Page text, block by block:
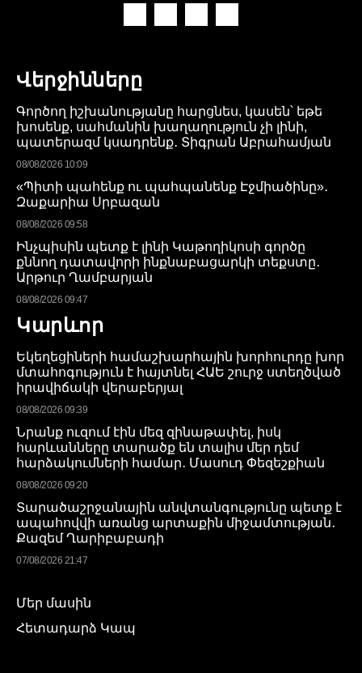
Վերջինները
Գործող իշխանությանը հարցնես, կասեն՝ եթե
խոսենք, սահմանին խաղաղություն չի լինի,
պատերազմ կսադրենք․ Տիգրան Աբրահամյան
08/08/2026 10:09
«Պիտի պահենք ու պահպանենք Էջմիածինը»․
Զաքարիա Սրբազան
08/08/2026 09:58
Ինչպիսին պետք է լինի Կաթողիկոսի գործը
քննող դատավորի ինքնաբացարկի տեքստը․
Արթուր Ղամբարյան
08/08/2026 09:47
Կարևոր
Եկեղեցիների համաշխարհային խորհուրդը խոր
մտահոգություն է հայտնել ՀԱԵ շուրջ ստեղծված
իրավիճակի վերաբերյալ
08/08/2026 09:39
Նրանք ուզում էին մեզ զինաթափել, իսկ
հարևանները տարածք են տալիս մեր դեմ
հարձակումների համար․ Մասուդ Փեզեշքիան
08/08/2026 09:20
Տարածաշրջանային անվտանգությունը պետք է
ապահովվի առանց արտաքին միջամտության․
Քազեմ Ղարիբաբադի
07/08/2026 21:47
Մեր մասին
Հետադարձ Կապ